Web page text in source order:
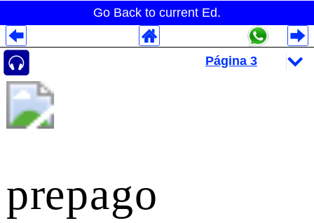
Go Back to current Ed.
prepago
Despliegues Analytics
Despliegues Totales
Despliegues por Rubros